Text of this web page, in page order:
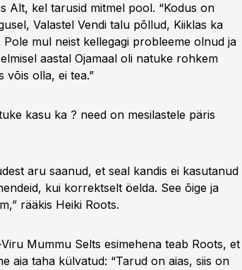
Alt, kel tarusid mitmel pool. “Kodus on
Valastel Vendi talu põllud, Kiiklas ka
mul neist kellegagi probleeme olnud ja
aastal Ojamaal oli natuke rohkem
võis olla, ei tea.”
kasu ka ? need on mesilastele päris
aru saanud, et seal kandis ei kasutanud
kui korrektselt öelda. See õige ja
rääkis Heiki Roots.
Mummu Selts esimehena teab Roots, et
aia taha külvatud: “Tarud on aias, siis on